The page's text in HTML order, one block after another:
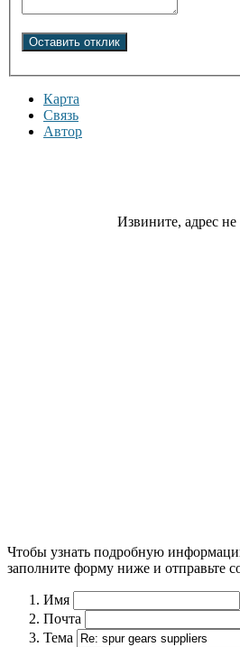
Карта
Связь
Автор
Извините, адрес не
Чтобы узнать подробную
заполните форму ниже и отправьте
Имя
Почта
Тема